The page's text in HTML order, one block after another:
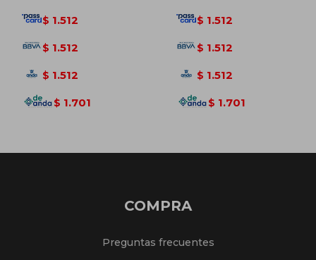
$ 1.512
$ 1.512
$ 1.512
$ 1.701
$ 1.512
$ 1.512
$ 1.512
$ 1.701
COMPRA
Preguntas frecuentes